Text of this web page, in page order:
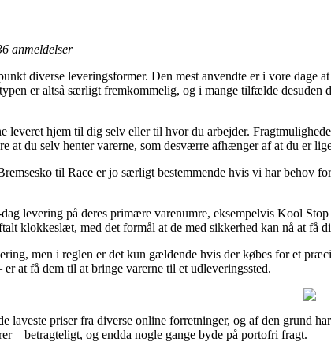
anmeldelser
diverse leveringsformer. Den mest anvendte er i vore
er altså særligt fremkommelig, og i mange tilfælde
leveret hjem til dig selv eller til hvor du arbejder.
at du selv henter varerne, som desværre afhænger af at du er
til Race er jo særligt bestemmende hvis vi har behov
levering på deres primære varenumre, eksempelvis Kool
klokkeslæt, med det formål at de med sikkerhed kan nå at få
men i reglen er det kun gældende hvis der købes for et
at få dem til at bringe varerne til et udleveringssted.
laveste priser fra diverse online forretninger, og af den grund
– betragteligt, og endda nogle gange byde på portofri fragt.